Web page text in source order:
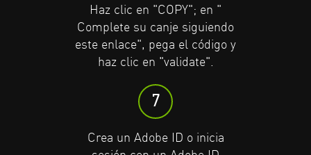
Haz clic en "COPY"; en "
Complete su canje siguiendo
este enlace", pega el código y
haz clic en "validate".
7
Crea un Adobe ID o inicia
Crea un Adobe ID o inicia
sesión con un Adobe ID
existente.
8
en "Añadir método de pago"
Crea un Adobe ID o inicia
sesión con un Adobe ID
existente.
8
en "Añadir método de pago"